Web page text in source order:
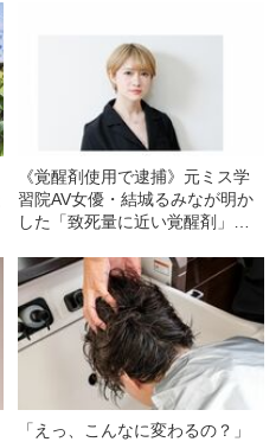
《覚醒剤使用で逮捕》元ミス学
習院AV女優・結城るみなが明か
した「致死量に近い覚醒剤」を
男との出会い”
「えっ、こんなに変わるの？」